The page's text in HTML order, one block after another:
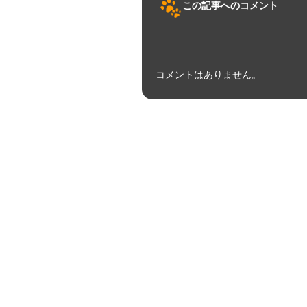
この記事へのコメント
コメントはありません。